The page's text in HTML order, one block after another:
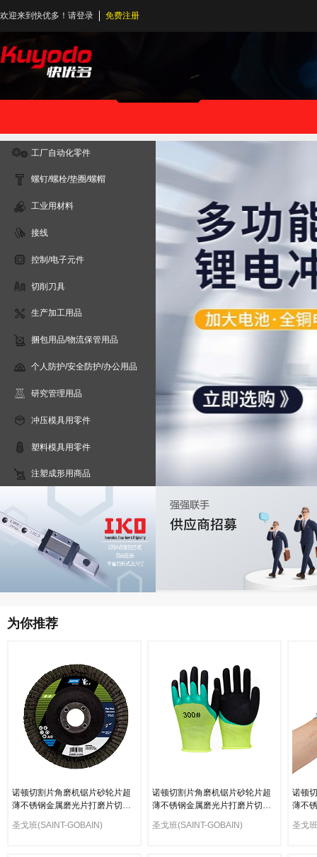
欢迎来到快优多！ 请登录 免费注册
工厂自动化零件
螺钉/螺栓/垫圈/螺帽
工业用材料
接线
控制/电子元件
切削刀具
生产加工用品
捆包用品/物流保管用品
个人防护/安全防护/办公用品
研究管理用品
冲压模具用零件
塑料模具用零件
注塑成形用商品
为你推荐
诺顿切割片角磨机锯片砂轮片超
薄不锈钢金属磨光片打磨片切割
圣戈班(SAINT-GOBAIN)
诺顿切割片角磨机锯片砂轮片超
薄不锈钢金属磨光片打磨片切割
圣戈班(SAINT-GOBAIN)
诺顿
薄不
圣戈